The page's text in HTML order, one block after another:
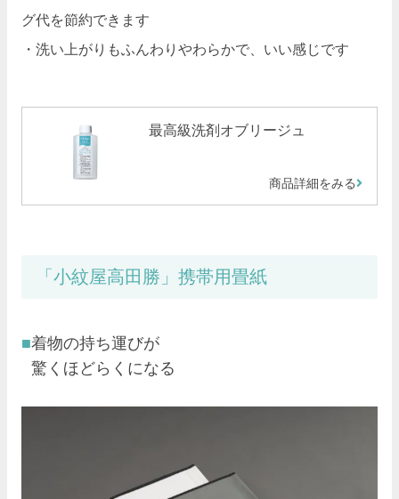
グ代を節約できます
・洗い上がりもふんわりやわらかで、いい感じです
最高級洗剤オブリージュ
商品詳細をみる
「小紋屋高田勝」携帯用畳紙
着物の持ち運びが
驚くほどらくになる